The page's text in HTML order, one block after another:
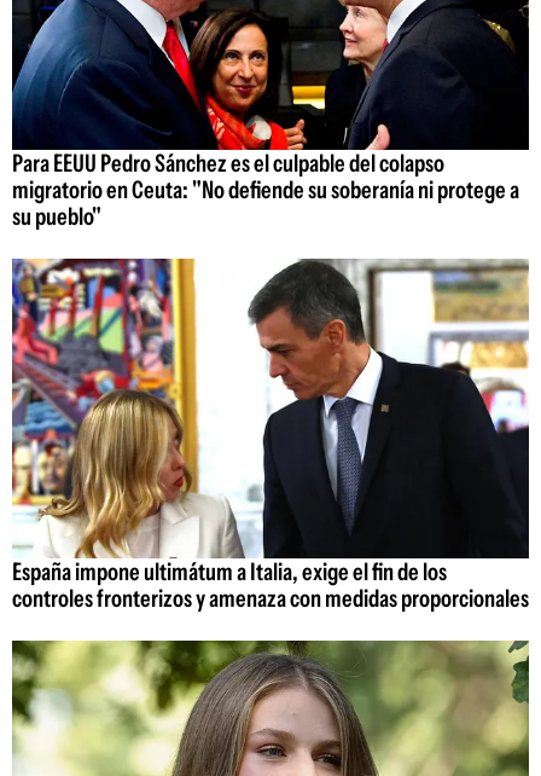
Para EEUU Pedro Sánchez es el culpable del colapso
migratorio en Ceuta: "No defiende su soberanía ni protege a
su pueblo"
España impone ultimátum a Italia, exige el fin de los
controles fronterizos y amenaza con medidas proporcionales